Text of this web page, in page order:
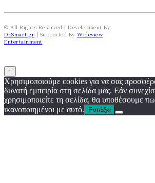
© All Rights Reserved | Development By
DoSmart.gr | Supported By Wideview
Entertainment
↑
Χρησιμοποιούμε cookies για να σας
δυνατή εμπειρία στη σελίδα μας. Εάν
χρησιμοποιείτε τη σελίδα, θα υποθέσουμε
ικανοποιημένοι με αυτό.
Εντάξει